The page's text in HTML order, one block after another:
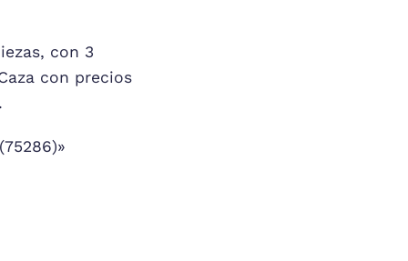
con 3
con precios